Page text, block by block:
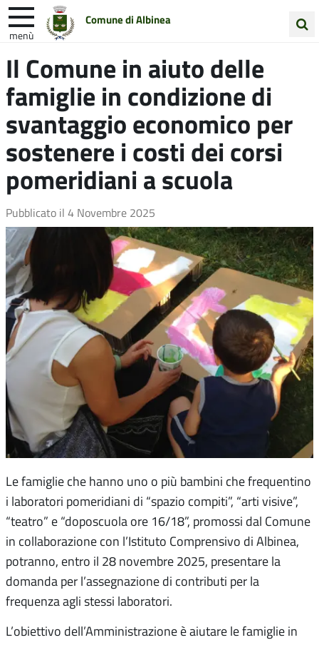
Comune di Albinea
menù
sito
Entra in Comune Vivi Albinea
Unione Colline Matildiche
Il Comune in aiuto delle
famiglie in condizione di
svantaggio economico per
sostenere i costi dei corsi
pomeridiani a scuola
Pubblicato il 4 Novembre 2025
Le famiglie che hanno uno o più bambini che frequentino
i laboratori pomeridiani di “spazio compiti”, “arti visive”,
“teatro” e “doposcuola ore 16/18”, promossi dal Comune
in collaborazione con l’Istituto Comprensivo di Albinea,
potranno, entro il 28 novembre 2025, presentare la
domanda per l’assegnazione di contributi per la
frequenza agli stessi laboratori.
L’obiettivo dell’Amministrazione è aiutare le famiglie in